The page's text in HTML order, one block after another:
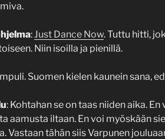
:Just Dance Now. Tuttu hitti,
Niin isoilla ja pienillä.
Suomen kielen kaunein sana,
: Kohtahan se on taas niiden aika.
aamusta iltaan. En voi myöskään
Vastaan tähän siis Varpunen